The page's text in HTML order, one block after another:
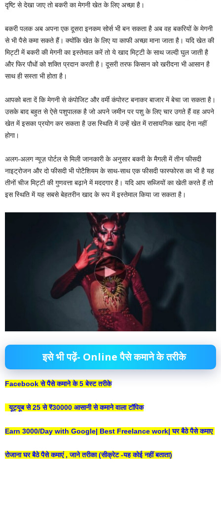
दृष्टि से देखा जाए तो बकरी का मेगनी खेत के लिए अच्छा है।
बकरी पलक अब अपना एक दूसरा इनकम सोर्स भी बन सकता है अब वह बकरियों के मेगनी
से भी पैसे कमा सकते हैं। क्योंकि खेत के लिए या काफी अच्छा माना जाता है। यदि खेत की
मिट्टी में बकरी की मेगनी का इस्तेमाल करें तो ये खाद मिट्टी के साथ जल्दी घुल जाती है
और फिर पौधों को शक्ति प्रदान करती है। दूसरी तरफ किसान को खरीदना भी आसान है
साथ ही सस्ता भी होता है।
आपको बता दें कि मेगनी से कंपोजिट और वर्मी कंपोस्ट बनाकर बाजार में बेचा जा सकता है।
उसके बाद बहुत से ऐसे पशुपालक है जो अपने जमीन पर पशु के लिए चार उगते हैं वह अपने
खेत में इसका प्रयोग कर सकता है उस स्थिति में उन्हें खेत में रासायनिक खाद देना नहीं
होगा।
अलग-अलग न्यूज़ पोर्टल से मिली जानकारी के अनुसार बकरी के मैगली में तीन फीसदी
नाइट्रोजन और दो फीसदी भी पोटैशियम के साथ-साथ एक फीसदी फास्फोरस का भी है यह
तीनों चीज मिट्टी की गुणवत्ता बढ़ाने में मददगार है। यदि आप सब्जियों का खेती करते हैं तो
इस स्थिति में यह सबसे बेहतरीन खाद के रूप में इस्तेमाल किया जा सकता है।
इसे भी पढ़ें- Online पैसे कमाने के तरीके
Facebook से पैसे कमाने के 5 बेस्ट तरीके
यूट्यूब से 25 से ₹30000 आसानी से कमाने वाला टॉपिक
Earn 3000/Day with Google| Best Freelance work| घर बैठे पैसे कमाए
रोजाना घर बैठे पैसे कमाएं , जाने तरीका (सीक्रेट -यह कोई नहीं बताता)